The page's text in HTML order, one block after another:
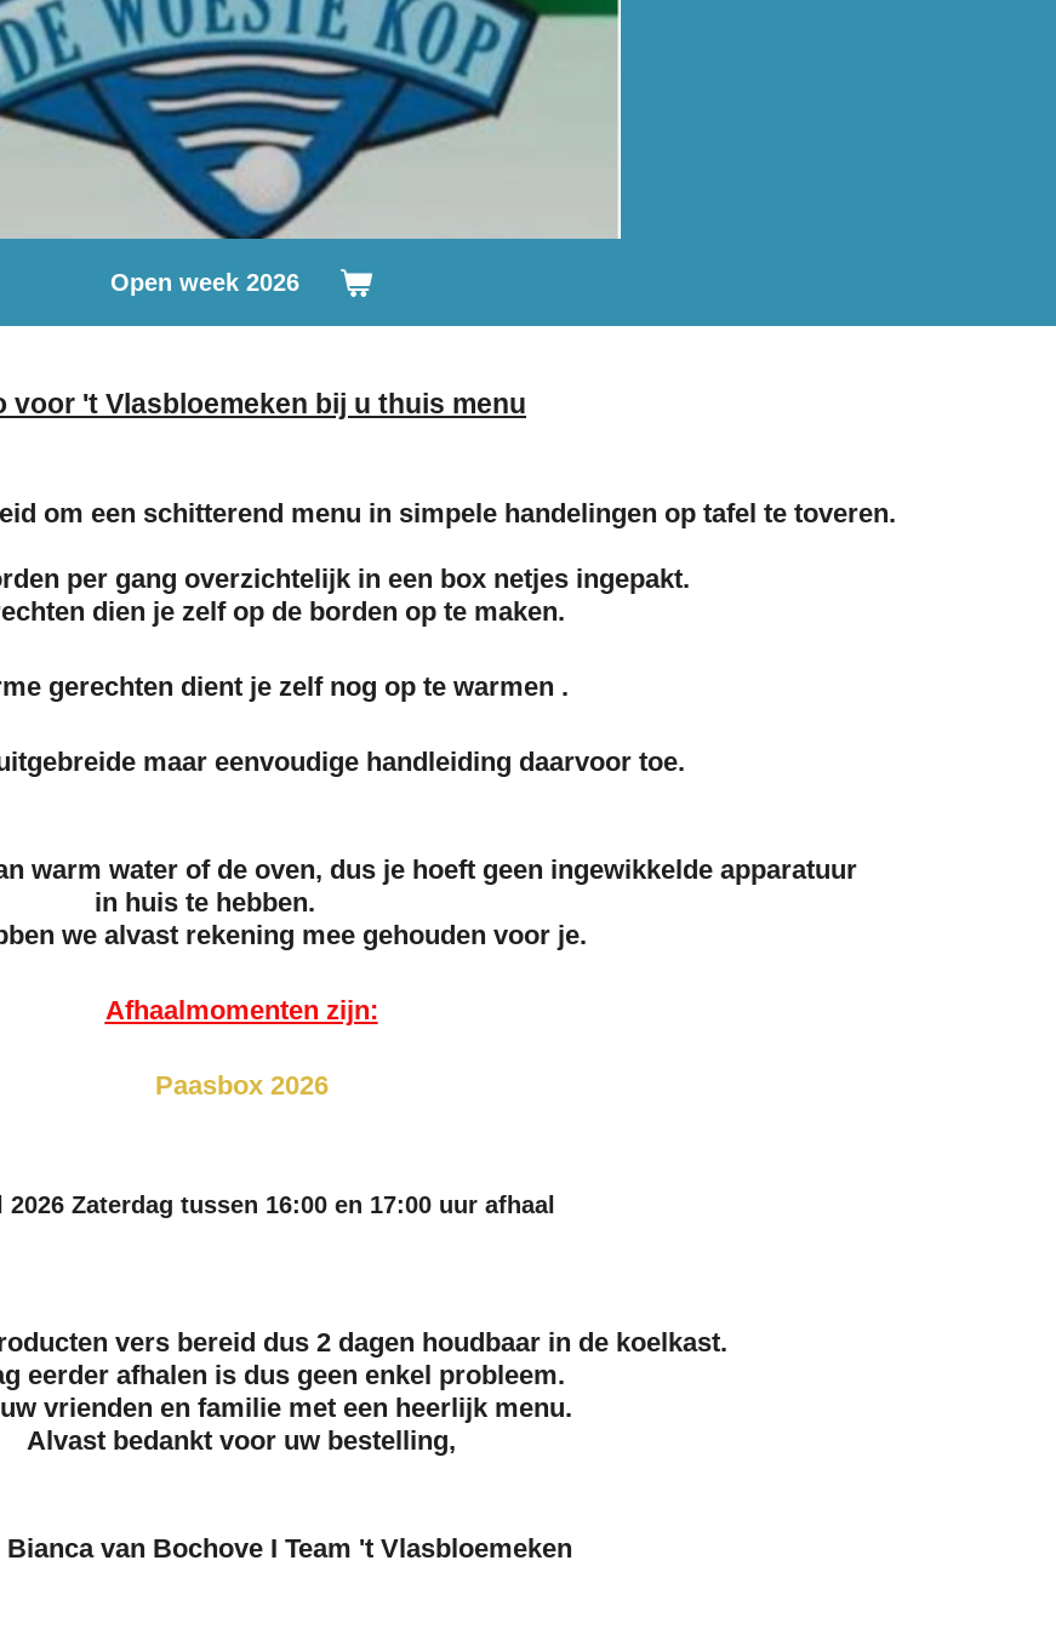
Open week 2026
voor 't Vlasbloemeken bij u thuis menu
om een schitterend menu in simpele handelingen op tafel te toveren.
per gang overzichtelijk in een box netjes ingepakt.
dien je zelf op de borden op te maken.
gerechten dient je zelf nog op te warmen .
maar eenvoudige handleiding daarvoor toe.
warm water of de oven, dus je hoeft geen ingewikkelde apparatuur
te hebben.
we alvast rekening mee gehouden voor je.
Afhaalmomenten zijn:
Paasbox 2026
2026 Zaterdag tussen 16:00 en 17:00 uur afhaal
vers bereid dus 2 dagen houdbaar in de koelkast.
eerderafhalen is dus geen enkel probleem.
vrienden en familie met een heerlijk menu.
Alvast bedankt voor uw bestelling,
Bianca van BochoveI Team 't Vlasbloemeken